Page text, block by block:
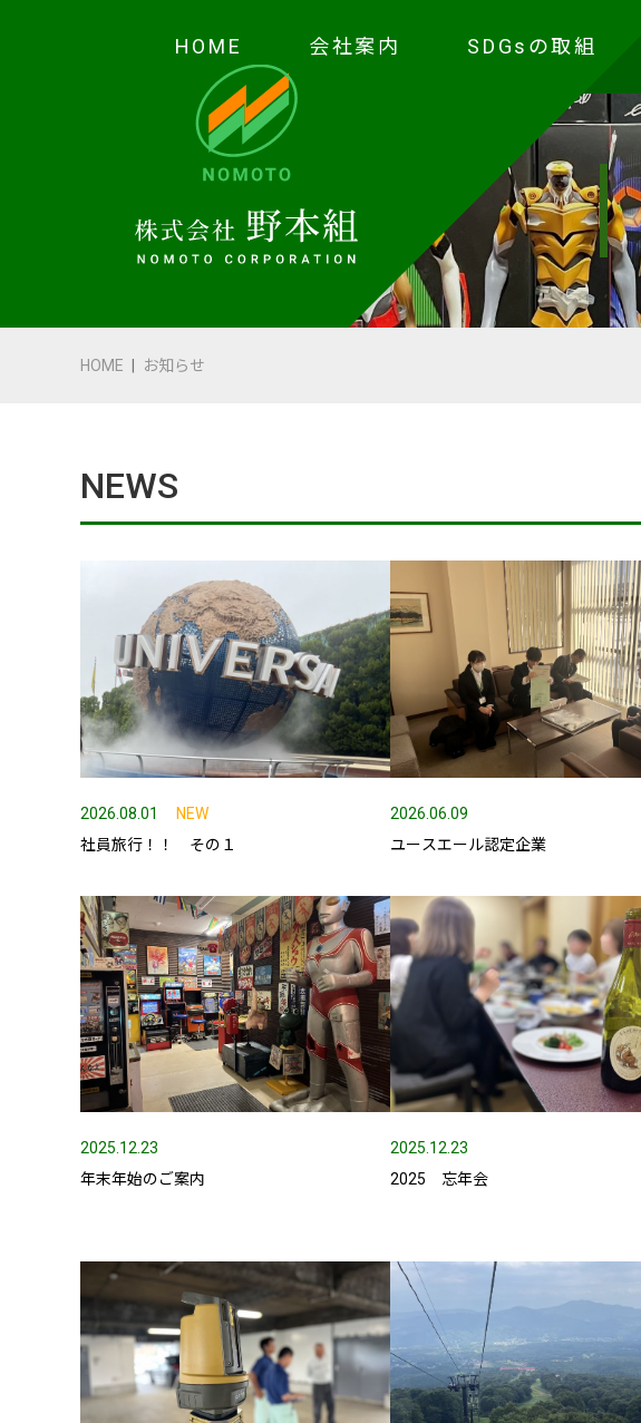
HOME 会社案内 SDGsの取組
HOME お知らせ
NEWS
2026.08.01
NEW
社員旅行！！ その１
2026.06.09
ユースエール認定企業
2025.12.23
年末年始のご案内
2025.12.23
2025 忘年会
会社案内
代表あいさつ
会社概要・沿革
SDGsの取組
事業内容
土木部門
建築部門
お知らせ
採用情報
採用メッセージ
野本組紹介MOVIE
社員紹介・インタビュー
一般採用 野本組
一般採用 アグリ事業部
社内制度・福利厚生